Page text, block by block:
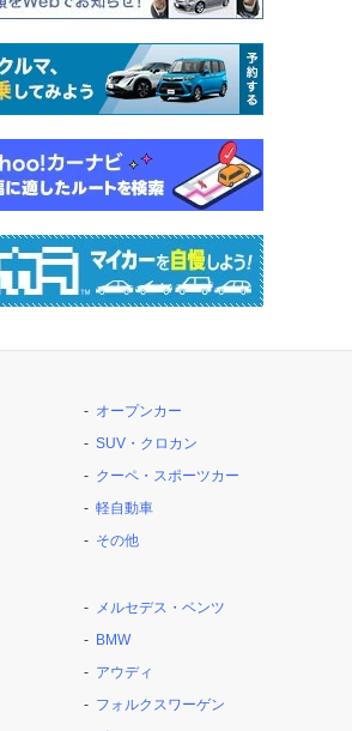
オープンカー
SUV・クロカン
クーペ・スポーツカー
軽自動車
その他
メルセデス・ベンツ
BMW
アウディ
フォルクスワーゲン